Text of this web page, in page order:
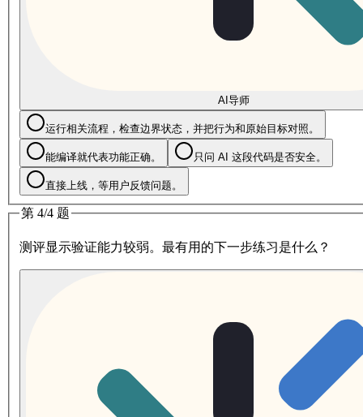
AI导师
运行相关流程，检查边界状态，并把行为和原始目标对照。
能编译就代表功能正确。 只问 AI 这段代码是否安全。
直接上线，等用户反馈问题。
第 4/4 题
测评显示验证能力较弱。最有用的下一步练习是什么？